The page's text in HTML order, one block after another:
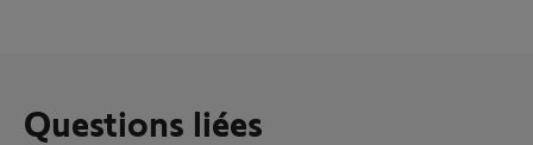
Questions liées